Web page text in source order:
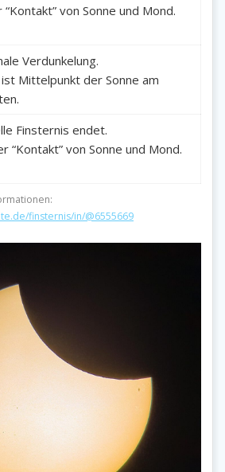
von Sonne und Mond.
Verdunkelung.
Mittelpunkt der Sonne am
Finsternis endet.
“Kontakt” von Sonne und Mond.
finsternis/in/@6555669